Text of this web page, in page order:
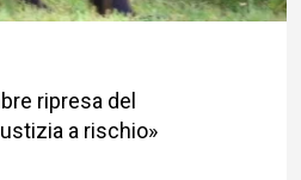
ripresa del
a rischio»